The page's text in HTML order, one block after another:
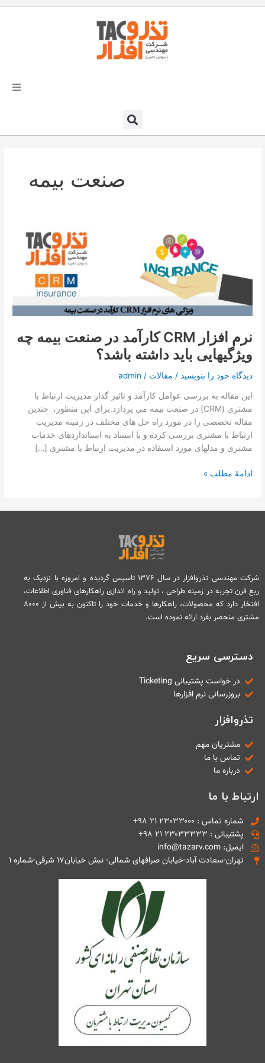
رفتن
درخواست دمو
صنعت بیمه
نرم افزار CRM کارآمد در صنعت بیمه چه
ویژگیهایی باید داشته باشد؟
دیدگاه‌ خود را بنویسید / مقالات /
admin
این مقاله به بررسی عوامل کارآمد و تاثیر گذار مدیریت ارتباط با
مشتری (CRM) در صنعت بیمه می پردازد.برای این منظور، چندین
مقاله تخصصی را در مورد راه حل ­های مختلف در زمینه مدیریت
ارتباط با مشتری بررسی کرده و با استناد به استانداردهای خدمات
مشتری و مدلهای مورد استفاده در مدیریت ارتباط با مشتری […]
در
بیمه
ویژگیهایی
باید
داشته
باشد؟
ادامۀ مطلب »
شرکت مهندسی تذروافزار در سال ۱۳۷۶ تاسیس گردیده و امروزه با نزدیک به
ربع قرن تجربه در زمینه طراحی ، تولید و راه اندازی راهکارهای فناوری اطلاعات،
افتخار دارد که محصولات، راهکارها و خدمات خود را تاکنون به بیش از ۸۰۰۰
مشتری منحصر بفرد ارائه نموده است.
دسترسی سریع
در خواست پشتیبانی Ticketing
بروزرسانی نرم افزارها
تذروافزار
مشتریان مهم
تماس با ما
درباره ما
ارتباط با ما
شماره تماس : ۲۳۰۳۳۰۰۰ ۲۱ ۹۸+
پشتیبانی : ۲۳۰۳۳۳۳۳ ۲۱ ۹۸+
ایمیل: info@tazarv.com
تهران-سعادت آباد-خیابان صرافهای شمالی- نبش خیابان۱۷ شرقی-شماره ۱